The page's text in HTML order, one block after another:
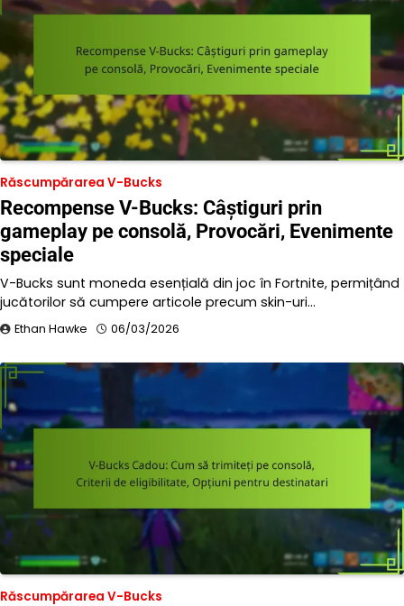
Răscumpărarea V-Bucks
Recompense V-Bucks: Câștiguri prin
gameplay pe consolă, Provocări, Evenimente
speciale
V-Bucks sunt moneda esențială din joc în Fortnite, permițând
jucătorilor să cumpere articole precum skin-uri…
Ethan Hawke 06/03/2026
Răscumpărarea V-Bucks